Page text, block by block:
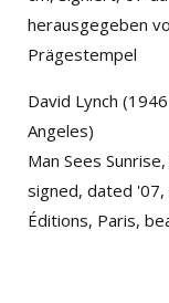
herausgegeben
Prägestempel
David Lynch
Angeles)
Man Sees
signed, dated
Éditions, Paris,